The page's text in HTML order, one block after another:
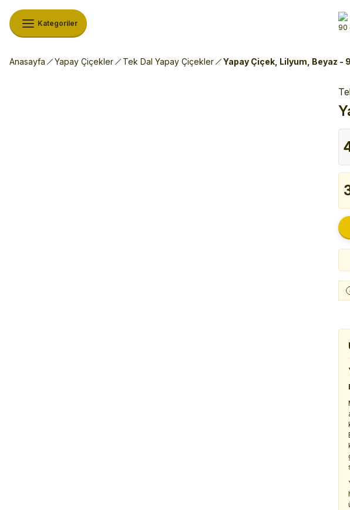
%10
Kategoriler
Anasayfa Yapay Çiçekler Tek Dal Yapay Çiçekler Yapay Çiçek, Lilyum, Beyaz -